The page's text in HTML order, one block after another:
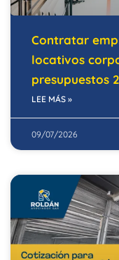
Contratar
locativos
presupuestos
LEE MÁS »
09/07/2026